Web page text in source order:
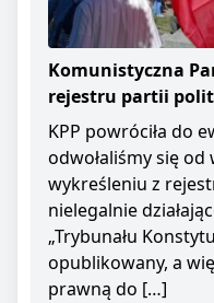
Komunistyczna
rejestru partii
KPP powróciła do
odwołaliśmy się od
wykreśleniu z
nielegalnie
„Trybunału
opublikowany, a
prawną do […]